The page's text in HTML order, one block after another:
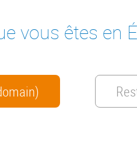
vous êtes en